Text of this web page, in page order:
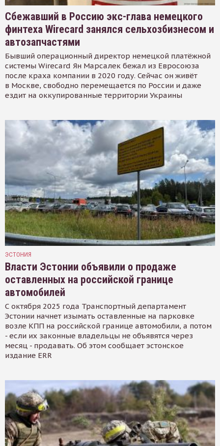
Сбежавший в Россию экс-глава немецкого
финтеха Wirecard занялся сельхозбизнесом и
автозапчастями
Бывший операционный директор немецкой платёжной
системы Wirecard Ян Марсалек бежал из Евросоюза
после краха компании в 2020 году. Сейчас он живёт
в Москве, свободно перемещается по России и даже
ездит на оккупированные территории Украины
ЭСТОНИЯ
Власти Эстонии объявили о продаже
оставленных на российской границе
автомобилей
С октября 2025 года Транспортный департамент
Эстонии начнет изымать оставленные на парковке
возле КПП на российской границе автомобили, а потом
- если их законные владельцы не объявятся через
месяц - продавать. Об этом сообщает эстонское
издание ERR